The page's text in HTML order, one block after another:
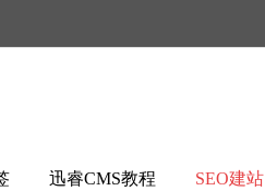
迅睿CMS教程 SEO建站